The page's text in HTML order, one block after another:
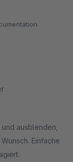
ausblenden,
Einfache